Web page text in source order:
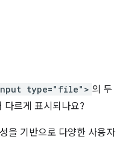
type="file"> 의 두
다르게 표시되나요?
을 기반으로 다양한 사용자